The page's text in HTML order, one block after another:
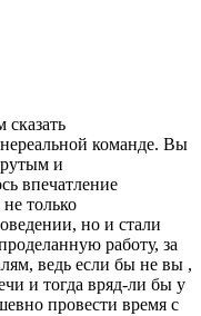
команде. Вы
и
впечатление
только
но и стали
работу, за
ведь если бы не вы ,
и тогда вряд-ли бы у
провести время с